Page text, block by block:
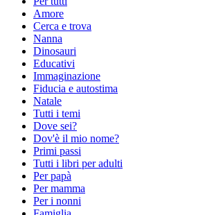
Amore
Cerca e trova
Nanna
Dinosauri
Educativi
Immaginazione
Fiducia e autostima
Natale
Tutti i temi
Dove sei?
Dov'è il mio nome?
Primi passi
Tutti i libri per adulti
Per papà
Per mamma
Per i nonni